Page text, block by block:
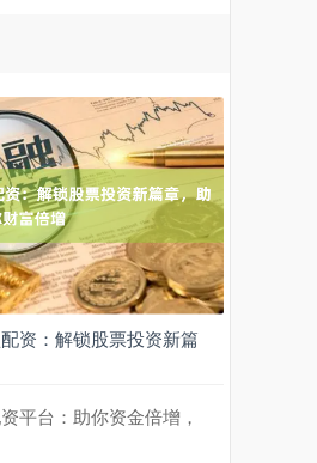
资：解锁股票投资新篇
平台：助你资金倍增，